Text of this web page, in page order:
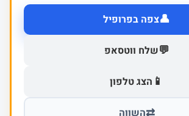
👤צפה בפרופיל
💬שלח ווטסאפ
📱 הצג טלפון
⇄השווה